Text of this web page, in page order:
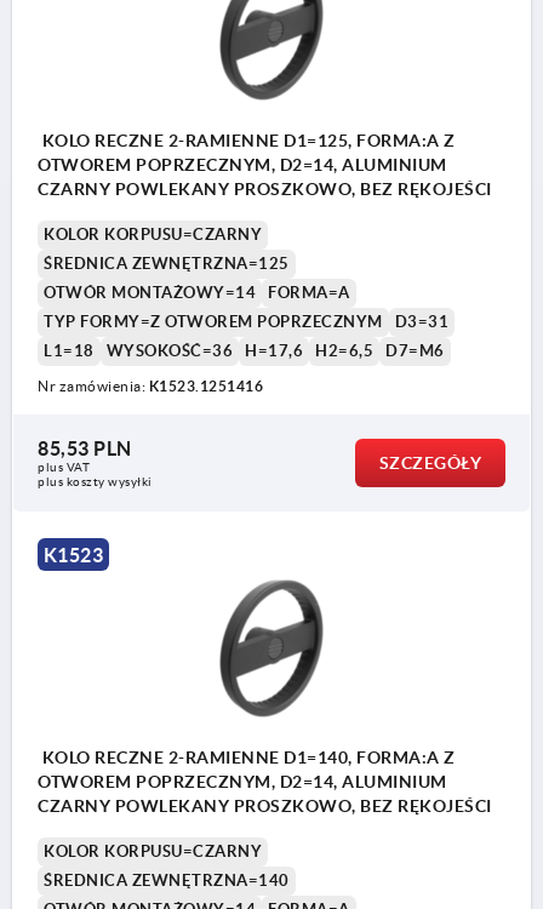
KOLO RECZNE 2-RAMIENNE D1=125, FORMA:A Z
OTWOREM POPRZECZNYM, D2=14, ALUMINIUM
CZARNY POWLEKANY PROSZKOWO, BEZ RĘKOJEŚCI
KOLOR KORPUSU=CZARNY
ŚREDNICA ZEWNĘTRZNA=125
OTWÓR MONTAŻOWY=14
FORMA=A
TYP FORMY=Z OTWOREM POPRZECZNYM
D3=31
L1=18
WYSOKOŚĆ=36 H=17,6 H2=6,5 D7=M6
Nr zamówienia: K1523.1251416
85,53 PLN
plus VAT
plus koszty wysyłki
SZCZEGÓŁY
K1523
KOLO RECZNE 2-RAMIENNE D1=140, FORMA:A Z
OTWOREM POPRZECZNYM, D2=14, ALUMINIUM
CZARNY POWLEKANY PROSZKOWO, BEZ RĘKOJEŚCI
KOLOR KORPUSU=CZARNY
ŚREDNICA ZEWNĘTRZNA=140